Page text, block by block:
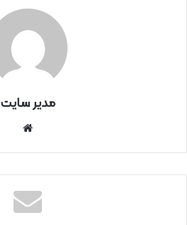
مدیر سایت
نتی